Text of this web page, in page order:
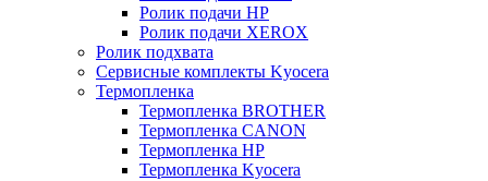
Ролик подачи HP
Ролик подачи XEROX
Ролик подхвата
Сервисные комплекты Kyocera
Термопленка
Термопленка BROTHER
Термопленка CANON
Термопленка HP
Термопленка Kyocera